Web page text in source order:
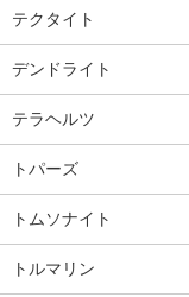
テクタイト
デンドライト
テラヘルツ
トパーズ
トムソナイト
トルマリン